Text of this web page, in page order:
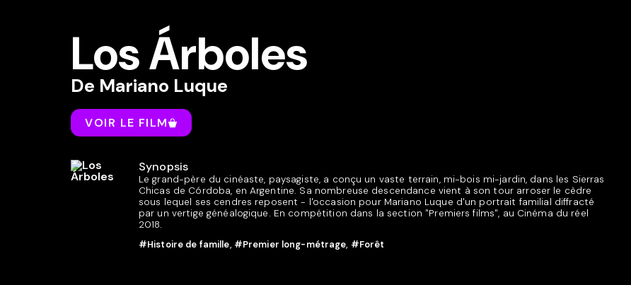
Los Árboles
De Mariano Luque
VOIR LE FILM
Synopsis
Le grand-père du cinéaste, paysagiste, a conçu un vaste terrain, mi-bois mi-jardin, dans les Sierras
Chicas de Córdoba, en Argentine. Sa nombreuse descendance vient à son tour arroser le cèdre
sous lequel ses cendres reposent - l'occasion pour Mariano Luque d'un portrait familial diffracté
par un vertige généalogique. En compétition dans la section "Premiers films", au Cinéma du réel
2018.
#Histoire de famille, #Premier long-métrage, #Forêt